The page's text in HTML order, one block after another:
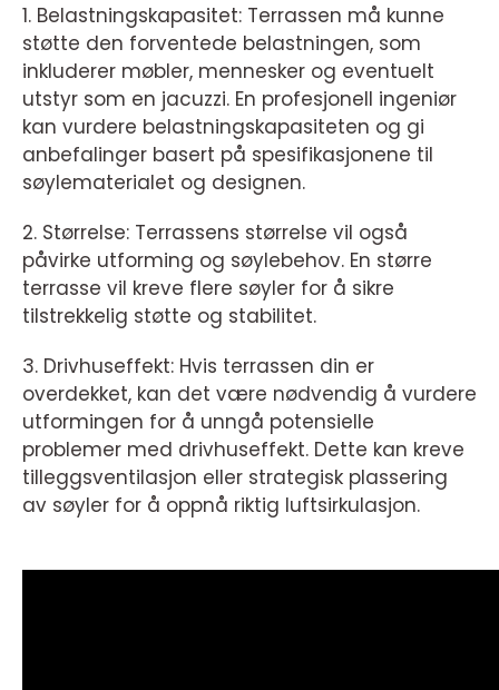
1. Belastningskapasitet: Terrassen må kunne
støtte den forventede belastningen, som
inkluderer møbler, mennesker og eventuelt
utstyr som en jacuzzi. En profesjonell ingeniør
kan vurdere belastningskapasiteten og gi
anbefalinger basert på spesifikasjonene til
søylematerialet og designen.
2. Størrelse: Terrassens størrelse vil også
påvirke utforming og søylebehov. En større
terrasse vil kreve flere søyler for å sikre
tilstrekkelig støtte og stabilitet.
3. Drivhuseffekt: Hvis terrassen din er
overdekket, kan det være nødvendig å vurdere
utformingen for å unngå potensielle
problemer med drivhuseffekt. Dette kan kreve
tilleggsventilasjon eller strategisk plassering
av søyler for å oppnå riktig luftsirkulasjon.